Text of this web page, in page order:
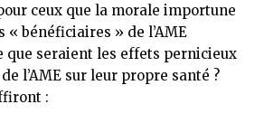
ceux que la morale importune
« bénéficiaires » de l’AME
que seraient les effets pernicieux
l’AME sur leur propre santé ?
: